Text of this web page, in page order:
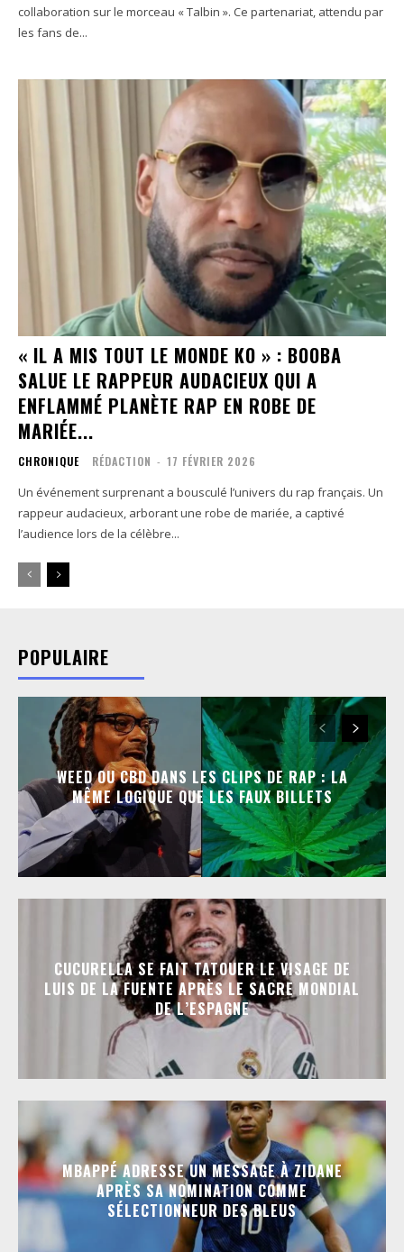
collaboration sur le morceau « Talbin ». Ce partenariat, attendu par
les fans de...
« IL A MIS TOUT LE MONDE KO » : BOOBA
SALUE LE RAPPEUR AUDACIEUX QUI A
ENFLAMMÉ PLANÈTE RAP EN ROBE DE
MARIÉE...
CHRONIQUE RÉDACTION - 17 FÉVRIER 2026
Un événement surprenant a bousculé l’univers du rap français. Un
rappeur audacieux, arborant une robe de mariée, a captivé
l’audience lors de la célèbre...
POPULAIRE
WEED OU CBD DANS LES CLIPS DE RAP : LA
MÊME LOGIQUE QUE LES FAUX BILLETS
CUCURELLA SE FAIT TATOUER LE VISAGE DE
LUIS DE LA FUENTE APRÈS LE SACRE MONDIAL
DE L’ESPAGNE
MBAPPÉ ADRESSE UN MESSAGE À ZIDANE
APRÈS SA NOMINATION COMME
SÉLECTIONNEUR DES BLEUS